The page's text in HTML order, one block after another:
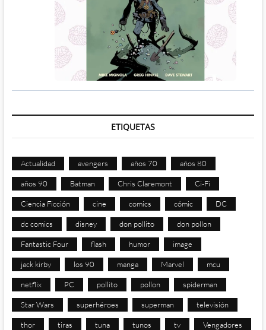
ETIQUETAS
Actualidad avengers años 70 años 80
años 90 Batman Chris Claremont Ci-Fi
Ciencia Ficción cine comics cómic DC
dc comics disney don pollito don pollon
Fantastic Four flash humor image
jack kirby los 90 manga Marvel mcu
netflix PC pollito pollon spiderman
Star Wars superhéroes superman televisión
thor tiras tuna tunos tv Vengadores